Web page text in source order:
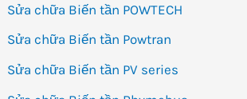
Sửa chữa Biến tần POWTECH
Sửa chữa Biến tần Powtran
Sửa chữa Biến tần PV series